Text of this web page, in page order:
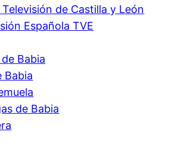
Televisión de Castilla y León
Española TVE
Babia
Babia
de Babia